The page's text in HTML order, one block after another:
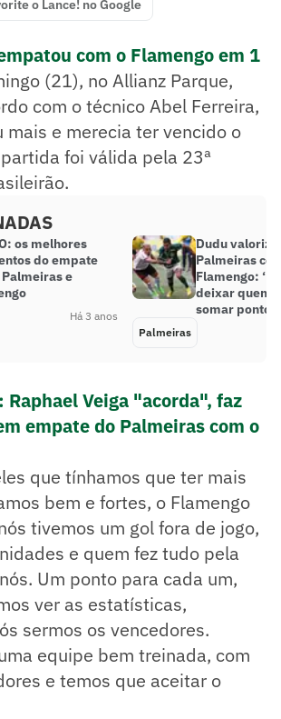
o Lance! no Google
com o Flamengo em 1
(21), no Allianz Parque,
com o técnico Abel Ferreira,
mais e merecia ter vencido o
foi válida pela 23ª
os melhores
do empate
e
Há 3 anos
Dudu
Palmeiras
Flamengo:
deixar quem
somar pontos’
Palmeiras
Raphael Veiga "acorda", faz
empate do Palmeiras com o
que tínhamos que ter mais
bem e fortes, o Flamengo
tivemos um gol fora de jogo,
e quem fez tudo pela
Um ponto para cada um,
ver as estatísticas,
sermos os vencedores.
equipe bem treinada, com
e temos que aceitar o